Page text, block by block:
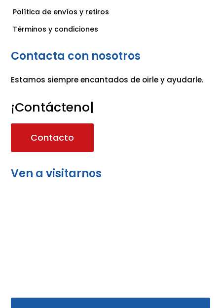
Política de envíos y retiros
Términos y condiciones
Contacta con nosotros
Estamos siempre encantados de oirle y ayudarle.
¡Contáctenos!
Contacto
Ven a visitarnos